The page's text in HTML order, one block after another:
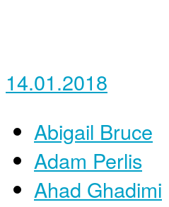
14.01.2018
Abigail Bruce
Adam Perlis
Ahad Ghadimi